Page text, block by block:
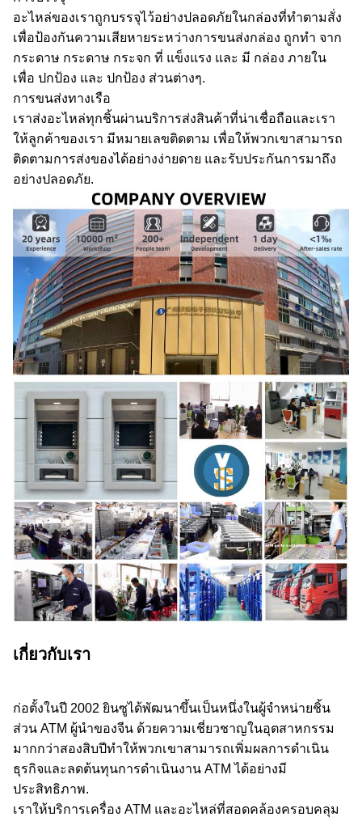
อะไหล่ของเราถูกบรรจุไว้อย่างปลอดภัยในกล่องที่ทําตามสั่ง
เพื่อป้องกันความเสียหายระหว่างการขนส่งกล่อง ถูกทํา จาก
กระดาษ กระดาษ กระจก ที่ แข็งแรง และ มี กล่อง ภายใน
เพื่อ ปกป้อง และ ปกป้อง ส่วนต่างๆ.
การขนส่งทางเรือ
เราส่งอะไหล่ทุกชิ้นผ่านบริการส่งสินค้าที่น่าเชื่อถือและเรา
ให้ลูกค้าของเรา มีหมายเลขติดตาม เพื่อให้พวกเขาสามารถ
ติดตามการส่งของได้อย่างง่ายดาย และรับประกันการมาถึง
อย่างปลอดภัย.
เกี่ยวกับเรา
ก่อตั้งในปี 2002 ยินซูได้พัฒนาขึ้นเป็นหนึ่งในผู้จําหน่ายชิ้น
ส่วน ATM ผู้นําของจีน ด้วยความเชี่ยวชาญในอุตสาหกรรม
มากกว่าสองสิบปีทําให้พวกเขาสามารถเพิ่มผลการดําเนิน
ธุรกิจและลดต้นทุนการดําเนินงาน ATM ได้อย่างมี
ประสิทธิภาพ.
เราให้บริการเครื่อง ATM และอะไหล่ที่สอดคล้องครอบคลุม